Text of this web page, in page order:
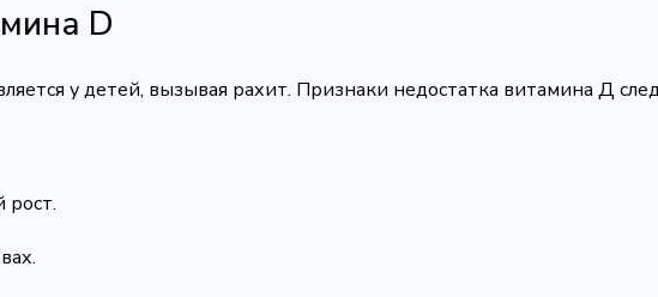
D
у детей, вызывая рахит. Признаки недостатка витамина Д
рост.